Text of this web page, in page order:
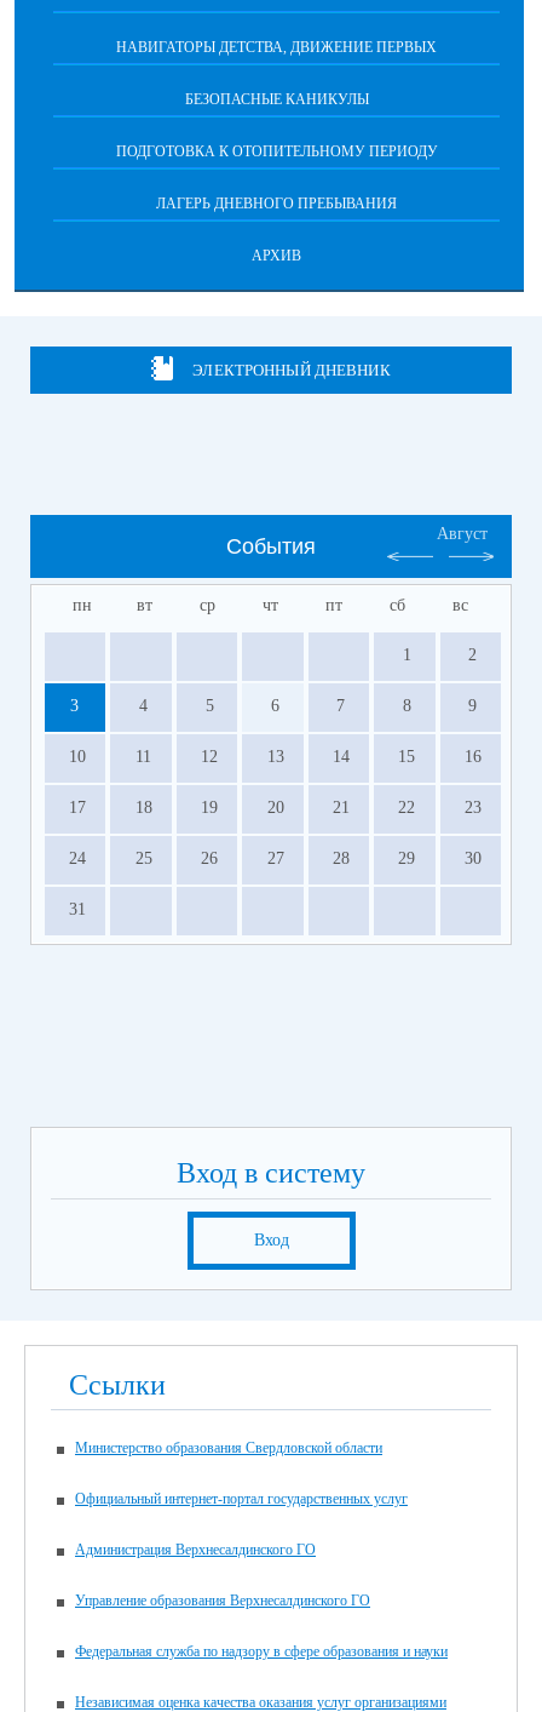
НАВИГАТОРЫ ДЕТСТВА, ДВИЖЕНИЕ ПЕРВЫХ
БЕЗОПАСНЫЕ КАНИКУЛЫ
ПОДГОТОВКА К ОТОПИТЕЛЬНОМУ ПЕРИОДУ
ЛАГЕРЬ ДНЕВНОГО ПРЕБЫВАНИЯ
АРХИВ
ЭЛЕКТРОННЫЙ ДНЕВНИК
События
Август
пн вт ср чт пт сб вс
1 2
3 4 5 6 7 8 9
10 11 12 13 14 15 16
17 18 19 20 21 22 23
24 25 26 27 28 29 30
31
Вход в систему
Вход
Ссылки
Министерство образования Свердловской области
Официальный интернет-портал государственных услуг
Администрация Верхнесалдинского ГО
Управление образования Верхнесалдинского ГО
Федеральная служба по надзору в сфере образования и науки
Независимая оценка качества оказания услуг организациями